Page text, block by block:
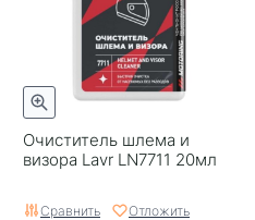
Очиститель шлема и
визора Lavr LN7711 20мл
Сравнить Отложить